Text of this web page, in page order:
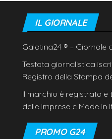
IL GIORNALE
Galatina24 ® – Giornale
Testata giornalistica
Registro della Stampa
Il marchio è registrato e
delle Imprese e Made in
PROMO G24